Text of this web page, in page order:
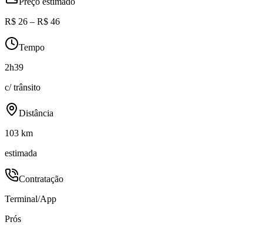
R$ 26 – R$ 46
Tempo
2h39
c/ trânsito
Distância
103 km
estimada
Contratação
Terminal/App
Prós